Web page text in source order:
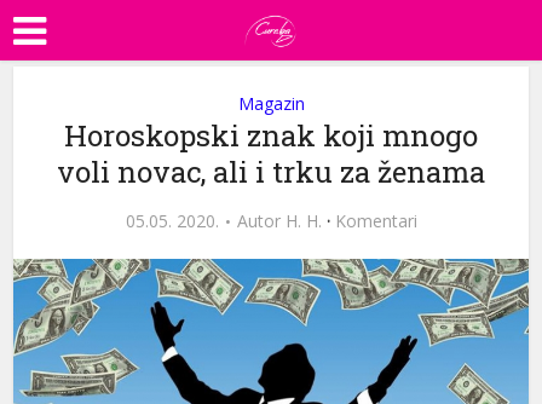
Magazin
Horoskopski znak koji mnogo
voli novac, ali i trku za ženama
05.05. 2020. Autor H. H. · Komentari